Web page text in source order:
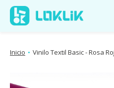
Inicio • Vinilo Textil Basic - Rosa